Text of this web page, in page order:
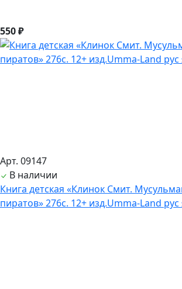
550 ₽
Арт. 09147
В наличии
Книга детская «Клинок Смит.
пиратов» 276с. 12+ изд.Umma-Land рус